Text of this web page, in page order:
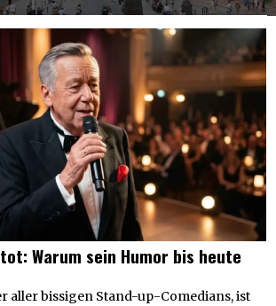
Warum sein Humor bis heute
aller bissigen Stand-up-Comedians, ist